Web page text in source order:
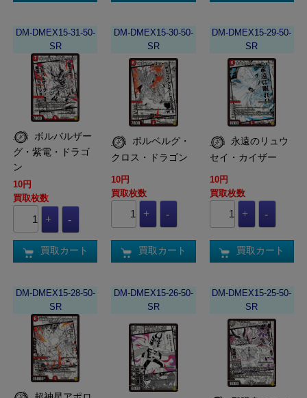
DM-DMEX15-31-50-
SR
グ・紫電・ドラゴ
ン
10円
買取枚数
買取カート
DM-DMEX15-30-50-
SR
クロス・ドラゴン
10円
買取枚数
買取カート
DM-DMEX15-29-50-
SR
セイ・カイザー
10円
買取枚数
買取カート
DM-DMEX15-28-50-
SR
DM-DMEX15-26-50-
SR
DM-DMEX15-25-50-
SR